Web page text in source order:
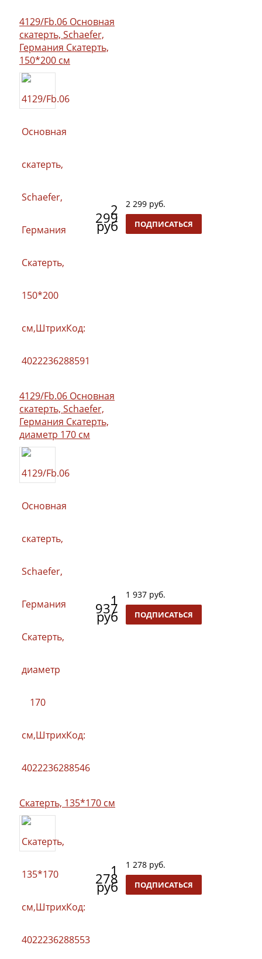
4129/Fb.06 Основная
скатерть, Schaefer,
Германия Скатерть,
150*200 см
2
299
руб
2 299 руб.
ПОДПИСАТЬСЯ
4129/Fb.06 Основная
скатерть, Schaefer,
Германия Скатерть,
диаметр 170 см
1
937
руб
1 937 руб.
ПОДПИСАТЬСЯ
Скатерть, 135*170 см
1
278
руб
1 278 руб.
ПОДПИСАТЬСЯ